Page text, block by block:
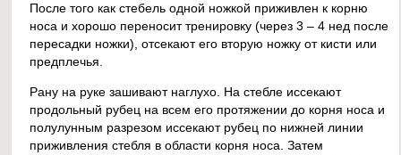
После того как стебель одной ножкой приживлен к корню
носа и хорошо переносит тренировку (через 3 – 4 нед после
пересадки ножки), отсекают его вторую ножку от кисти или
предплечья.
Рану на руке зашивают наглухо. На стебле иссекают
продольный рубец на всем его протяжении до корня носа и
полулунным разрезом иссекают рубец по нижней линии
приживления стебля в области корня носа. Затем